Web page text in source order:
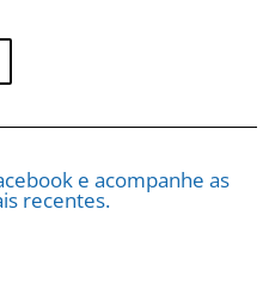
e acompanhe as
recentes.